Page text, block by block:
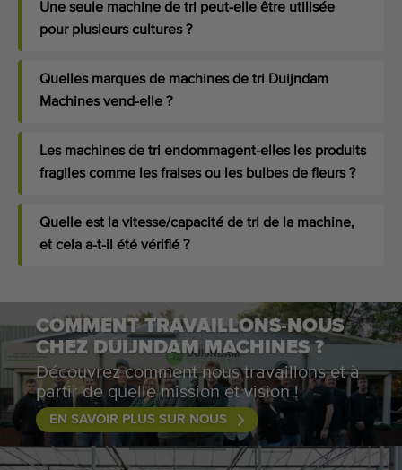
Une seule machine de tri peut-elle être utilisée
pour plusieurs cultures ?
Quelles marques de machines de tri Duijndam
Machines vend-elle ?
Les machines de tri endommagent-elles les produits
fragiles comme les fraises ou les bulbes de fleurs ?
Quelle est la vitesse/capacité de tri de la machine,
et cela a-t-il été vérifié ?
COMMENT TRAVAILLONS-NOUS
CHEZ DUIJNDAM MACHINES ?
Découvrez comment nous travaillons et à
partir de quelle mission et vision !
EN SAVOIR PLUS SUR NOUS